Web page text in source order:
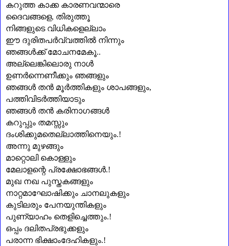
കറുത്ത കാക്ക കാരണവന്മാരെ
ദൈവങ്ങളെ, തിരുത്തൂ
നിങ്ങളുടെ വിധികളെല്ലാം
ഈ ദുരിതപർവ്വത്തിൽ നിന്നും
ഞങ്ങൾക്ക് മോചനമേകൂ..
അല്ലെങ്കിലൊരു നാൾ
ഉണർന്നെണീക്കും ഞങ്ങളും
ഞങ്ങൾ തൻ മൂർത്തികളും ശാപങ്ങളും,
പത്തിവിടർത്തിയാടും
ഞങ്ങൾ തൻ കരിനാഗങ്ങൾ
കറുപ്പും തമസ്സും
ദംശിക്കുമതെല്ലാത്തിനെയും.!
അന്നു മുഴങ്ങും
മാറ്റൊലി കൊള്ളും
മേലാളന്റെ പ്രക്ഷോഭങ്ങൾ.!
മുഖ നഖ പുസ്തകങ്ങളും
നാറ്റമാഘോഷിക്കും ചാനലുകളും
കുടിലരും പേനയുന്തികളും
പുണ്യാഹം തെളിച്ചെത്തും.!
ഒപ്പം ദലിതപ്രഭുക്കളും
പരാന്ന ഭിക്ഷാംദേഹികളും.!